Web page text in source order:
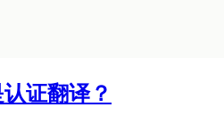
证翻译？